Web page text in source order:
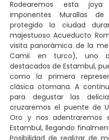
Rodearemos esta
imponentes Murallas
protegido la ciudad
majestuoso Acueducto
visita panorámica de la
Camii en turco), uno
destacados de Estambul,
como la primera
clásica otomana. A
para degustar las
cruzaremos el puente de
Oro y nos adentraremos
Estambul, llegando